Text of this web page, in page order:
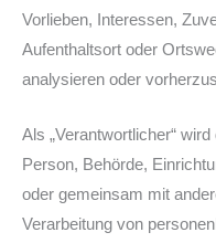
Vorlieben, Interessen,
Aufenthaltsort oder
analysieren oder
Als „Verantwortlicher“
Person, Behörde,
oder gemeinsam mit
Verarbeitung von